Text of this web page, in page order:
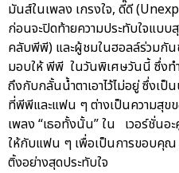
มันส์ในเพลง เกรงใจ, ดี๊ดี
ก่อนจะปิดท้ายความประทับใจแบบ
คลับพีพี) และผู้ชมในฮอลล์ร่วมกั
มอบให้ พีพี ในวันพิเศษวันนี้ ซึ่งท
ถึงกับกลั้นน้ำตาเอาไว้ไม่อยู่ ซึ่งเป็
ที่พีพีและแฟน ๆ ต่างเป็นความสุ
เพลง “เธอทั้งนั้น” ใน เวอร์ชั่นอ
ให้กับแฟน ๆ เพื่อเป็นการขอบคุณ
ติ้งอย่างสุดประทับใจ